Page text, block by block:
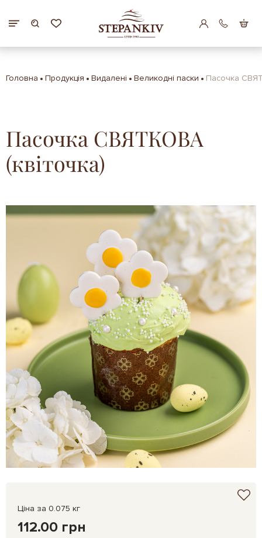
Головна Продукція Видалені Великодні паски Пасочка
Пасочка СВЯТКОВА
(квіточка)
Ціна за 0.075 кг
112.00 грн